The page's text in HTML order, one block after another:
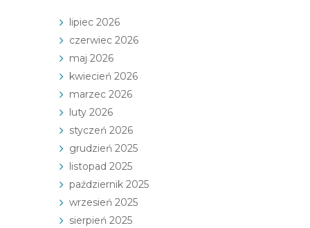
lipiec 2026
czerwiec 2026
maj 2026
kwiecień 2026
marzec 2026
luty 2026
styczeń 2026
grudzień 2025
listopad 2025
październik 2025
wrzesień 2025
sierpień 2025